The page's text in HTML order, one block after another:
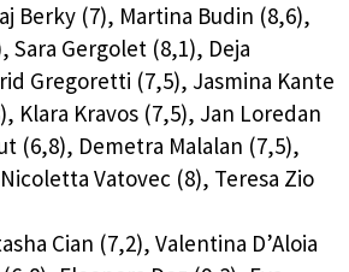
Berky (7), Martina Budin (8,6),
Sara Gergolet (8,1), Deja
Gregoretti (7,5), Jasmina Kante
Klara Kravos (7,5), Jan Loredan
(6,8), Demetra Malalan (7,5),
Vatovec (8), Teresa Zio
Cian (7,2), Valentina D’Aloia